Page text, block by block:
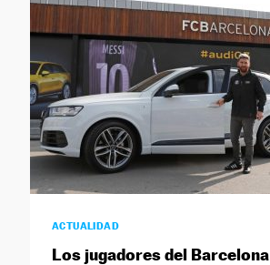
ACTUALIDAD
Los jugadores del Barcelona